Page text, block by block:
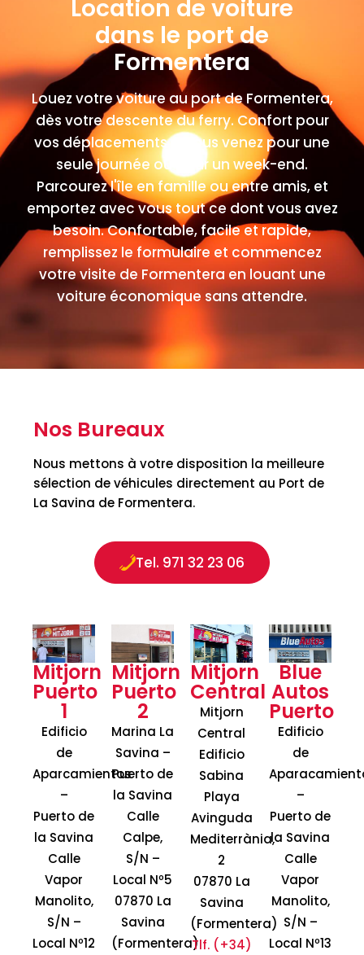
Location de voiture
dans le port de
Formentera
Louez votre voiture au port de Formentera,
dès votre descente du ferry. Confort pour
vos déplacements si vous venez pour une
seule journée ou pour un week-end.
Parcourez l'île en famille ou entre amis, et
emportez avec vous tout ce dont vous avez
besoin. Confortable, facile et rapide,
remplissez le formulaire et commencez
votre visite de Formentera en louant une
voiture économique sans attendre.
Nos Bureaux
Nous mettons à votre disposition la meilleure
sélection de véhicules directement au Port de
La Savina de Formentera.
Tel. 971 32 23 06
Mitjorn
Puerto
1
Edificio
de
Aparcamientos
–
Puerto de
la Savina
Calle
Vapor
Manolito,
S/N –
Local Nº12
Mitjorn
Puerto
2
Marina La
Savina –
Puerto de
la Savina
Calle
Calpe,
S/N –
Local Nº5
07870 La
Savina
(Formentera)
Mitjorn
Central
Mitjorn
Central
Edificio
Sabina
Playa
Avinguda
Mediterrània,
2
07870 La
Savina
(Formentera)
Tlf. (+34)
Blue
Autos
Puerto
Edificio
de
–
Puerto de
la Savina
Calle
Vapor
Manolito,
S/N –
Local Nº13